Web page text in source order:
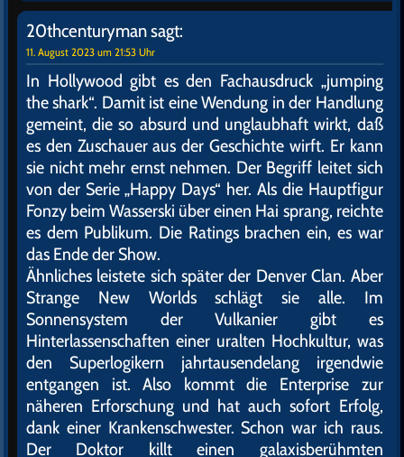
20thcenturymansagt:
11. August 2023 um 21:53 Uhr
In Hollywood gibt es den Fachausdruck „jumping
the shark“. Damit ist eine Wendung in der Handlung
gemeint, die so absurd und unglaubhaft wirkt, daß
es den Zuschauer aus der Geschichte wirft. Er kann
sie nicht mehr ernst nehmen. Der Begriff leitet sich
von der Serie „Happy Days“ her. Als die Hauptfigur
Fonzy beim Wasserski über einen Hai sprang, reichte
es dem Publikum. Die Ratings brachen ein, es war
das Ende der Show.
Ähnliches leistete sich später der Denver Clan. Aber
Strange New Worlds schlägt sie alle. Im
Sonnensystem der Vulkanier gibt es
Hinterlassenschaften einer uralten Hochkultur, was
den Superlogikern jahrtausendelang irgendwie
entgangen ist. Also kommt die Enterprise zur
näheren Erforschung und hat auch sofort Erfolg,
dank einer Krankenschwester. Schon war ich raus.
Der Doktor killt einen galaxisberühmten